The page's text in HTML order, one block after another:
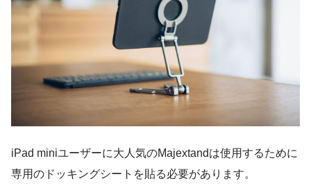
iPad miniユーザーに大人気のMajextandは使用するために
専用のドッキングシートを貼る必要があります。